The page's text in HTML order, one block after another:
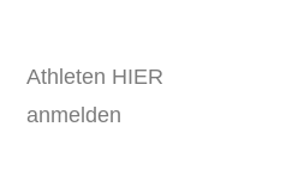
Athleten HIER
anmelden